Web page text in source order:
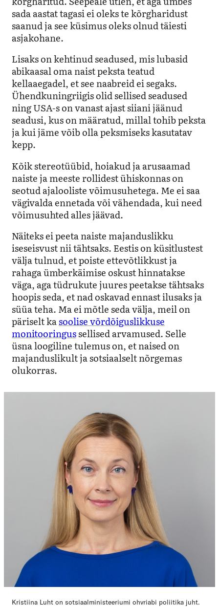
sada aastat tagasi ei oleks te kõrgharidust
saanud ja see küsimus oleks olnud täiesti
asjakohane.
Lisaks on kehtinud seadused, mis lubasid
abikaasal oma naist peksta teatud
kellaaegadel, et see naabreid ei segaks.
Ühendkuningriigis olid sellised seadused
ning USA-s on vanast ajast siiani jäänud
seadusi, kus on määratud, millal tohib peksta
ja kui jäme võib olla peksmiseks kasutatav
kepp.
Kõik stereotüübid, hoiakud ja arusaamad
naiste ja meeste rollidest ühiskonnas on
seotud ajalooliste võimusuhetega. Me ei saa
vägivalda ennetada või vähendada, kui need
võimusuhted alles jäävad.
Näiteks ei peeta naiste majanduslikku
iseseisvust nii tähtsaks. Eestis on küsitlustest
välja tulnud, et poiste ettevõtlikkust ja
rahaga ümberkäimise oskust hinnatakse
väga, aga tüdrukute juures peetakse tähtsaks
hoopis seda, et nad oskavad ennast ilusaks ja
süüa teha. Ma ei mõtle seda välja, meil on
päriselt kasoolise võrdõiguslikkuse
monitooringussellised arvamused. Selle
üsna loogiline tulemus on, et naised on
majanduslikult ja sotsiaalselt nõrgemas
olukorras.
Kristiina Luht on sotsiaalministeeriumi ohvriabi poliitika juht.